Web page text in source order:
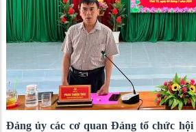
Ngô Thị Mỹ Ngọc, Phó Bí thư Đảng ủy,
cùng các đồng chí Ủy viên Ban Thường
Chấp hành Đảng bộ phường, Ủy viên
lãnh đạo Ủy ban MTTQ Việt Nam
trị - xã hội phường.
Đảng ủy các cơ quan Đảng tổ chức hội